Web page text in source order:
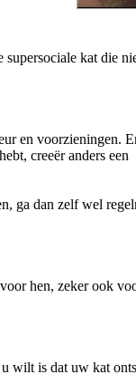
kat die
en voorzieningen.
creeër anders
ga dan zelf wel
hen, zeker ook
wilt is dat uw kat